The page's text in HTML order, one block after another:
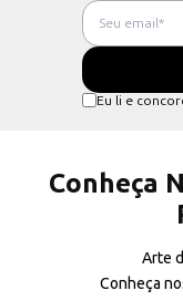
Eu li e
Conheça
Arte
Conheça